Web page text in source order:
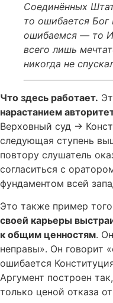
Соединённых
то ошибается
ошибаемся — то
всего лишь
никогда не
Что здесь работает.
нарастанием
Верховный суд →
следующая ступень
повтору слушатель
согласиться с
фундаментом всей
Это также пример
своей карьеры
к общим ценностям.
неправы». Он говорит
ошибается
Аргумент построен
только ценой отказа